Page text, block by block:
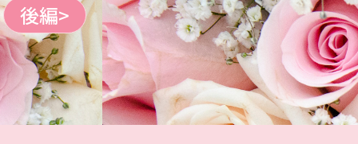
後編>